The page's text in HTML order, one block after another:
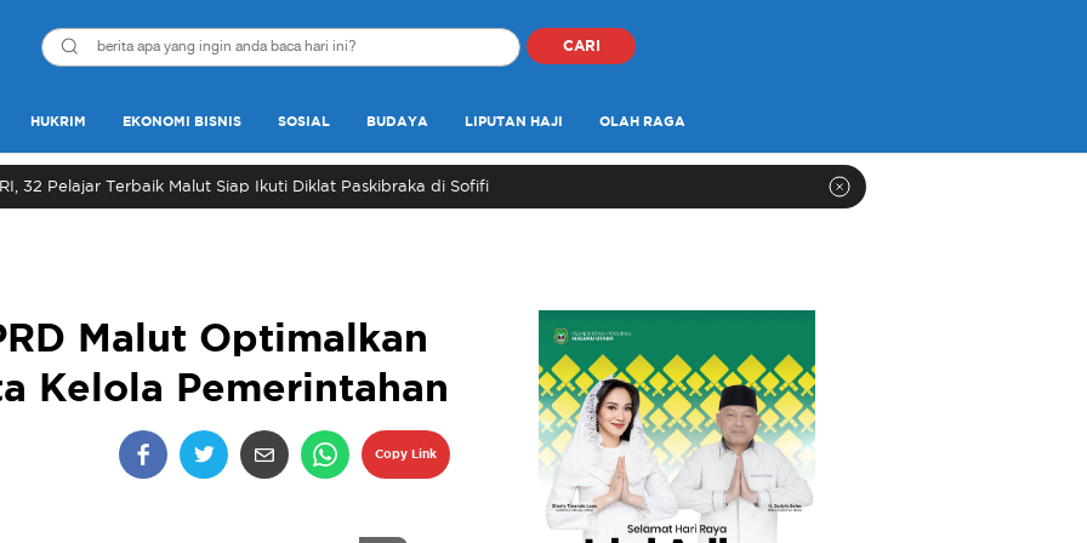
CARI
HUKRIM EKONOMI BISNIS SOSIAL BUDAYA LIPUTAN HAJI OLAH RAGA
32 Pelajar Terbaik Malut Siap Ikuti Diklat Paskibraka di Sofifi
Malut Optimalkan
Kelola Pemerintahan
Copy Link